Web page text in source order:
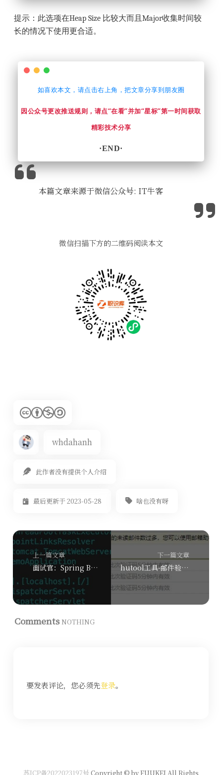
提示：此选项在Heap Size 比较大而且Major收集时间较
长的情况下使用更合适。
如喜欢本文，请点击右上角，把文章分享到朋友圈
因公众号更改推送规则，请点“在看”并加“星标”第一时间获取
精彩技术分享
·END·
本篇文章来源于微信公众号: IT牛客
微信扫描下方的二维码阅读本文
whdahanh
此作者没有提供个人介绍
最后更新于 2023-05-28 啥也没有呀
上一篇文章
面试官：Spring Boot 停止服务的方法有哪些？
下一篇文章
hutool工具-邮件验证码之Redis缓存
Comments NOTHING
要发表评论，您必须先登录。
苏ICP备2022023197号Copyright © by FUUKEI All Rights